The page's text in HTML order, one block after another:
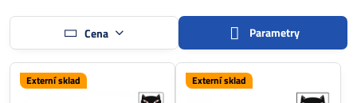
Cena Parametry
Externí sklad Externí sklad